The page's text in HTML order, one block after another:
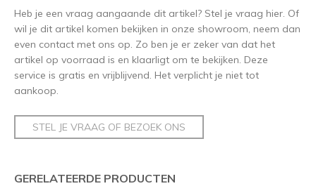
Heb je een vraag aangaande dit artikel? Stel je vraag hier. Of
wil je dit artikel komen bekijken in onze showroom, neem dan
even contact met ons op. Zo ben je er zeker van dat het
artikel op voorraad is en klaarligt om te bekijken. Deze
service is gratis en vrijblijvend. Het verplicht je niet tot
aankoop.
STEL JE VRAAG OF BEZOEK ONS
GERELATEERDE PRODUCTEN